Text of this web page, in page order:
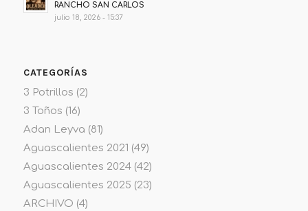
RANCHO SAN CARLOS
julio 18, 2026 - 15:37
CATEGORÍAS
3 Potrillos (2)
3 Toños (16)
Adan Leyva (81)
Aguascalientes 2021 (49)
Aguascalientes 2024(42)
Aguascalientes 2025 (23)
ARCHIVO (4)